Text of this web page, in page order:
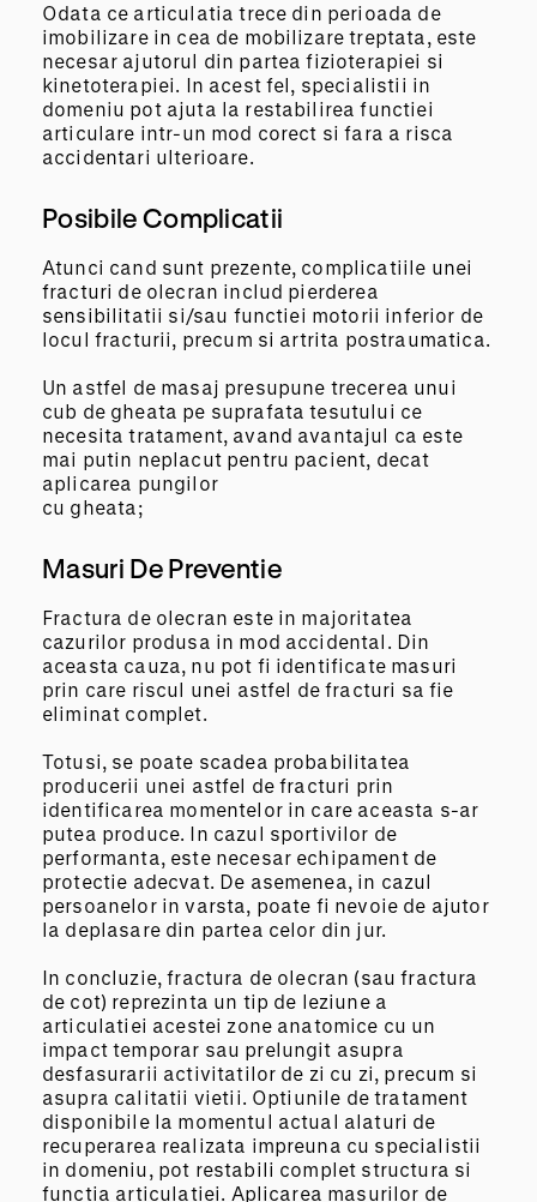
Odata ce articulatia trece din perioada de
imobilizare in cea de mobilizare treptata, este
necesar ajutorul din partea fizioterapiei si
kinetoterapiei. In acest fel, specialistii in
domeniu pot ajuta la restabilirea functiei
articulare intr-un mod corect si fara a risca
accidentari ulterioare.
Posibile Complicatii
Atunci cand sunt prezente, complicatiile unei
fracturi de olecran includ pierderea
sensibilitatii si/sau functiei motorii inferior de
locul fracturii, precum si artrita postraumatica.
Un astfel de masaj presupune trecerea unui
cub de gheata pe suprafata tesutului ce
necesita tratament, avand avantajul ca este
mai putin neplacut pentru pacient, decat
aplicarea pungilor
cu gheata;
Masuri De Preventie
Fractura de olecran este in majoritatea
cazurilor produsa in mod accidental. Din
aceasta cauza, nu pot fi identificate masuri
prin care riscul unei astfel de fracturi sa fie
eliminat complet.
Totusi, se poate scadea probabilitatea
producerii unei astfel de fracturi prin
identificarea momentelor in care aceasta s-ar
putea produce. In cazul sportivilor de
performanta, este necesar echipament de
protectie adecvat. De asemenea, in cazul
persoanelor in varsta, poate fi nevoie de ajutor
la deplasare din partea celor din jur.
In concluzie, fractura de olecran (sau fractura
de cot) reprezinta un tip de leziune a
articulatiei acestei zone anatomice cu un
impact temporar sau prelungit asupra
desfasurarii activitatilor de zi cu zi, precum si
asupra calitatii vietii. Optiunile de tratament
disponibile la momentul actual alaturi de
recuperarea realizata impreuna cu specialistii
in domeniu, pot restabili complet structura si
functia articulatiei. Aplicarea masurilor de